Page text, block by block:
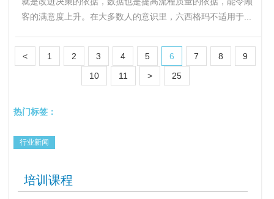
客的满意度上升。在大多数人的意识里，六西格玛不适用于...
< 1 2 3 4 5 6 7 8
9
10
11 > 25
热门标签：
行业新闻
培训课程